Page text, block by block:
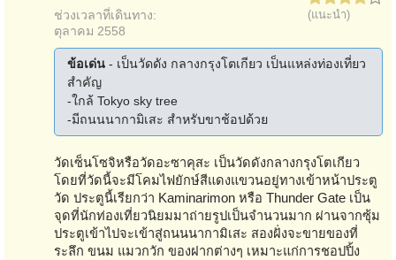
(แนะนำ)
ช่วงเวลาที่เดินทาง:
ตุลาคม 2558
ข้อเด่น - เป็นวัดดัง กลางกรุงโตเกียว เป็นแหล่งท่องเที่ยว
สำคัญ
-ใกล้ Tokyo sky tree
-มีถนนนากามิเสะ สำหรับขาช้อปด้วย
วัดเซ็นโซจิหรือวัดอะซาคุสะ เป็นวัดดังกลางกรุงโตเกียว
โดยที่วัดนี้จะมีโคมไฟยักษ์สีแดงแขวนอยู่ทางเข้าหน้าประตู
วัด ประตูนี้เรียกว่า Kaminarimon หรือ Thunder Gate เป็น
จุดที่นักท่องเที่ยวนิยมมาถ่ายรูปเป็นจำนวนมาก ผ่านจากซุ้ม
ประตูเข้าไปจะเข้าสู่ถนนนากามิเสะ สองฝั่งจะขายของที่
ระลึก ขนม แมวกวัก ของฝากต่างๆ เหมาะแก่การชอปปิ้ง